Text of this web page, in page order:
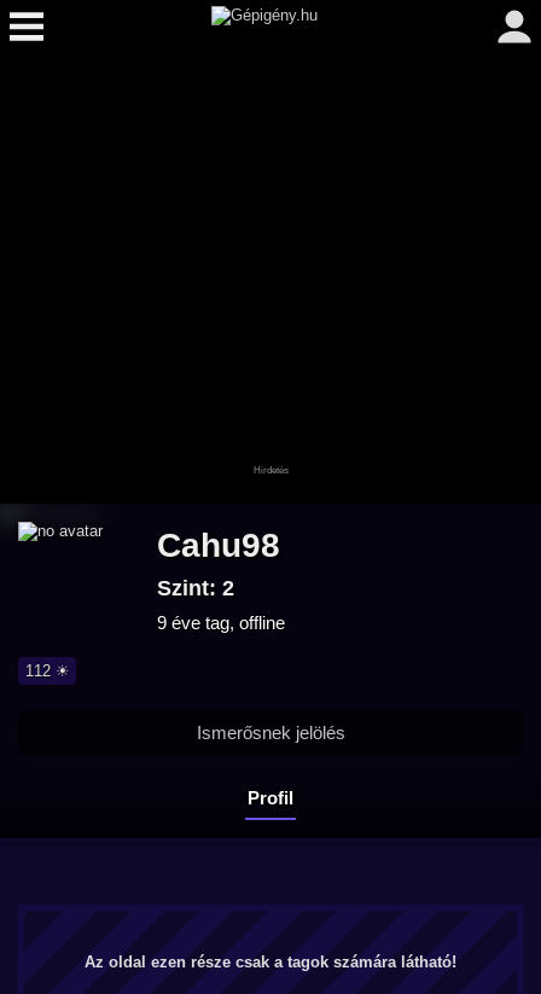
Cahu98
Szint: 2
9 éve tag, offline
112 ☀
Profil
Ismerősnek jelölés
Az oldal ezen része csak a tagok számára látható!